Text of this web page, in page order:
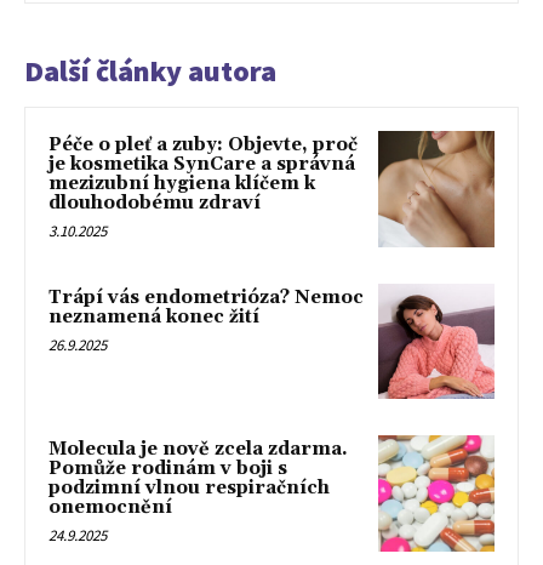
Další články autora
Péče o pleť a zuby: Objevte, proč
je kosmetika SynCare a správná
mezizubní hygiena klíčem k
dlouhodobému zdraví
3.10.2025
Trápí vás endometrióza? Nemoc
neznamená konec žití
26.9.2025
Molecula je nově zcela zdarma.
Pomůže rodinám v boji s
podzimní vlnou respiračních
onemocnění
24.9.2025